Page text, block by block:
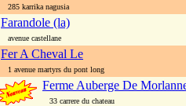
285 karrika nagusia
Farandole (la)
avenue castellane
Fer A Cheval Le
1 avenue martyrs du pont long
Ferme Auberge De
33 carrere du chateau